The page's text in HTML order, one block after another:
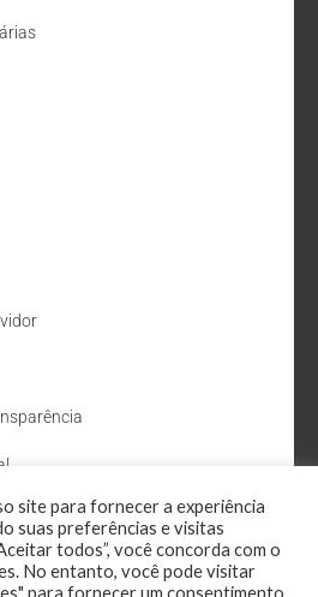
Esgoto
site para fornecer a experiência
suas preferências e visitas
todos”, você concorda com o
No entanto, você pode visitar
para fornecer um consentimento